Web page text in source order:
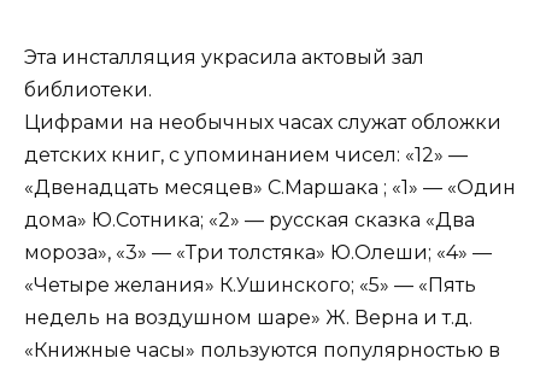
Эта инсталляция украсила актовый зал
библиотеки.
Цифрами на необычных часах служат обложки
детских книг, с упоминанием чисел: «12» —
«Двенадцать месяцев» С.Маршака ; «1» — «Один
дома» Ю.Сотника; «2» — русская сказка «Два
мороза», «3» — «Три толстяка» Ю.Олеши; «4» —
«Четыре желания» К.Ушинского; «5» — «Пять
недель на воздушном шаре» Ж. Верна и т.д.
«Книжные часы» пользуются популярностью в